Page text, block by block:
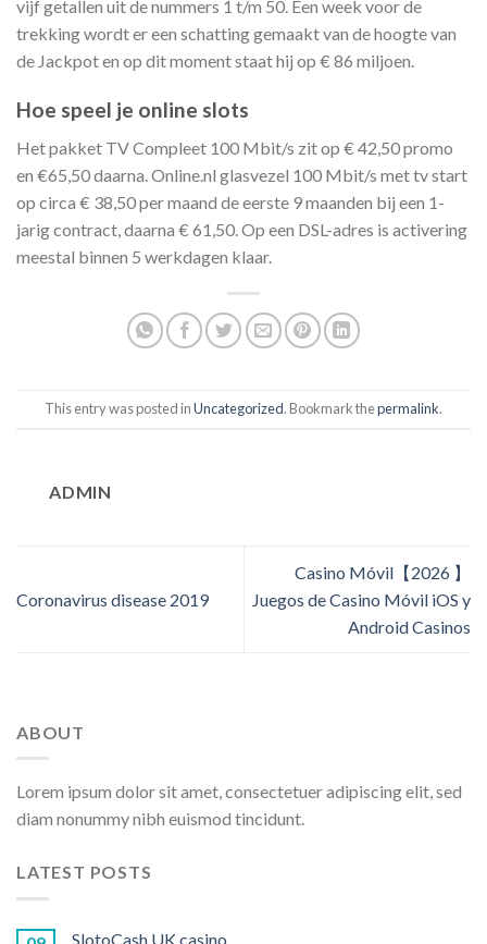
vijf getallen uit de nummers 1 t/m 50. Een week voor de
trekking wordt er een schatting gemaakt van de hoogte van
de Jackpot en op dit moment staat hij op € 86 miljoen.
Hoe speel je online slots
Het pakket TV Compleet 100 Mbit/s zit op € 42,50 promo
en €65,50 daarna. Online.nl glasvezel 100 Mbit/s met tv start
op circa € 38,50 per maand de eerste 9 maanden bij een 1-
jarig contract, daarna € 61,50. Op een DSL-adres is activering
meestal binnen 5 werkdagen klaar.
This entry was posted inUncategorized. Bookmark thepermalink.
ADMIN
Coronavirus disease 2019
Casino Móvil【2026 】
Juegos de Casino Móvil iOS y
Android Casinos️
ABOUT
Lorem ipsum dolor sit amet, consectetuer adipiscing elit, sed
diam nonummy nibh euismod tincidunt.
LATEST POSTS
SlotoCash UK casino